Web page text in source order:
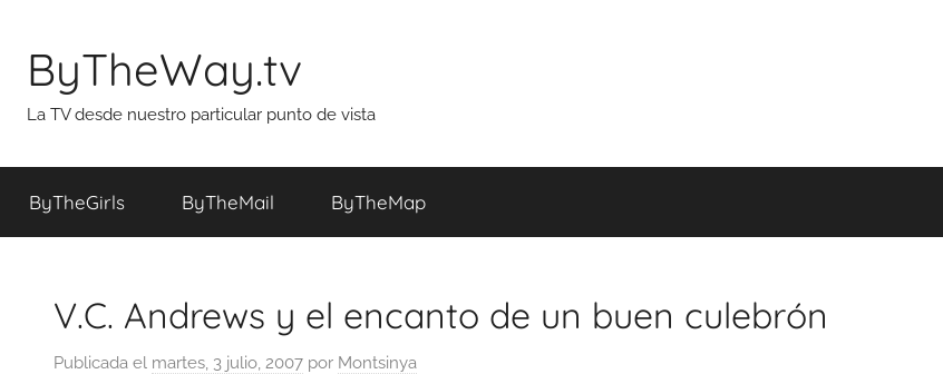
contenido
ByTheWay.tv
La TV desde nuestro particular punto de vista
ByTheGirls ByTheMail ByTheMap
V.C. Andrews y el encanto de un buen culebrón
Publicada el martes, 3 julio, 2007 por Montsinya